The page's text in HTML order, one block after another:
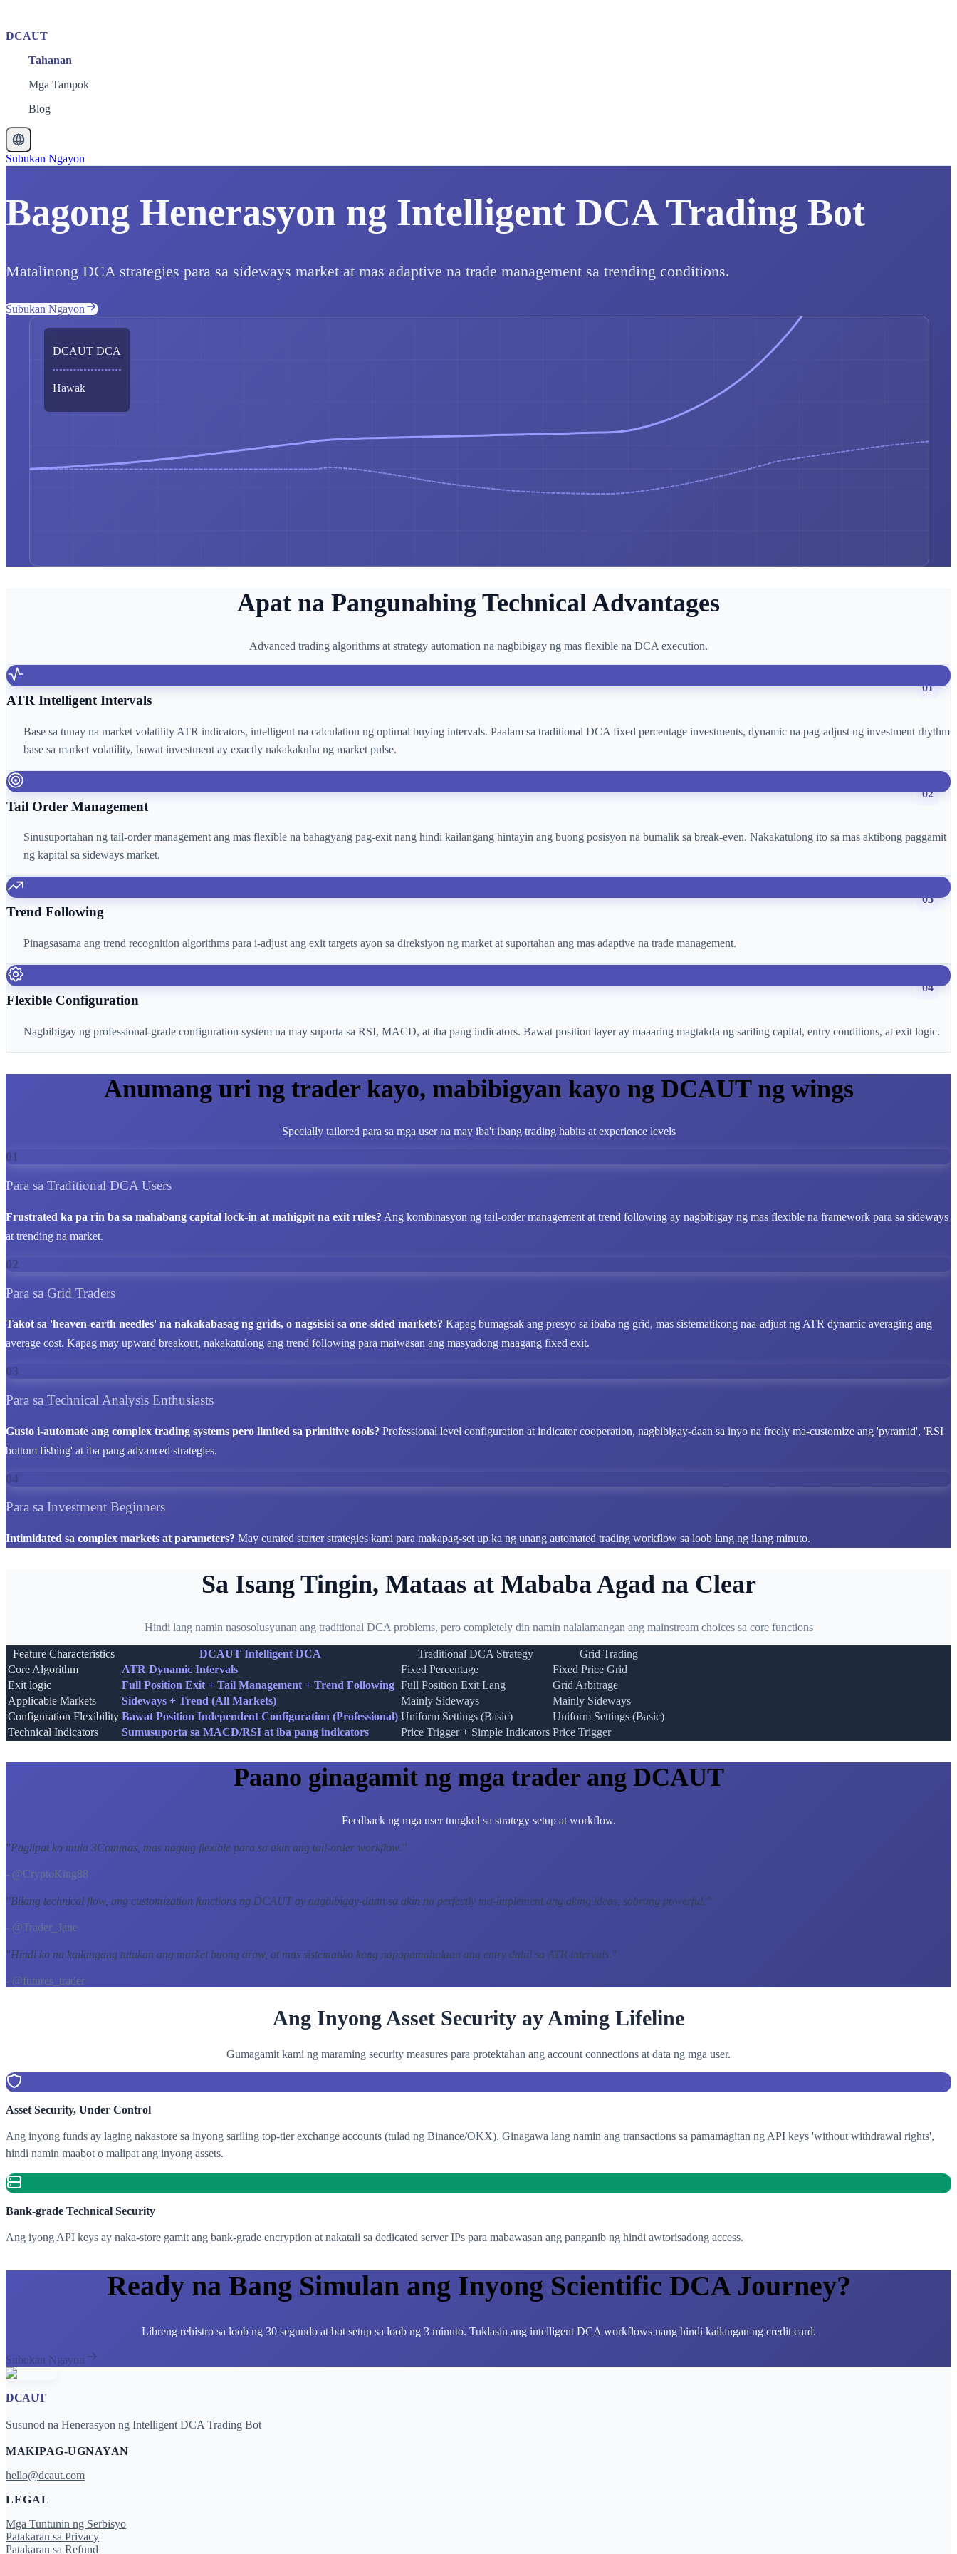
DCAUT
Tahanan
Mga Tampok
Blog
Subukan Ngayon
Bagong Henerasyon ng Intelligent DCA Trading Bot
Matalinong DCA strategies para sa sideways market at mas adaptive na trade management sa trending conditions.
Subukan Ngayon
DCAUT DCA
Hawak
Apat na Pangunahing Technical Advantages
Advanced trading algorithms at strategy automation na nagbibigay ng mas flexible na DCA execution.
01
ATR Intelligent Intervals
Base sa tunay na market volatility ATR indicators, intelligent na calculation ng optimal buying intervals. Paalam sa traditional DCA fixed percentage investments, dynamic na pag-adjust ng investment rhythm
base sa market volatility, bawat investment ay exactly nakakakuha ng market pulse.
02
Tail Order Management
Sinusuportahan ng tail-order management ang mas flexible na bahagyang pag-exit nang hindi kailangang hintayin ang buong posisyon na bumalik sa break-even. Nakakatulong ito sa mas aktibong paggamit
ng kapital sa sideways market.
03
Trend Following
Pinagsasama ang trend recognition algorithms para i-adjust ang exit targets ayon sa direksiyon ng market at suportahan ang mas adaptive na trade management.
04
Flexible Configuration
Nagbibigay ng professional-grade configuration system na may suporta sa RSI, MACD, at iba pang indicators. Bawat position layer ay maaaring magtakda ng sariling capital, entry conditions, at exit logic.
Anumang uri ng trader kayo, mabibigyan kayo ng DCAUT ng wings
Specially tailored para sa mga user na may iba't ibang trading habits at experience levels
01
Para sa Traditional DCA Users
Frustrated ka pa rin ba sa mahabang capital lock-in at mahigpit na exit rules? Ang kombinasyon ng tail-order management at trend following ay nagbibigay ng mas flexible na framework para sa sideways
at trending na market.
02
Para sa Grid Traders
Takot sa 'heaven-earth needles' na nakakabasag ng grids, o nagsisisi sa one-sided markets? Kapag bumagsak ang presyo sa ibaba ng grid, mas sistematikong naa-adjust ng ATR dynamic averaging ang
average cost. Kapag may upward breakout, nakakatulong ang trend following para maiwasan ang masyadong maagang fixed exit.
03
Para sa Technical Analysis Enthusiasts
Gusto i-automate ang complex trading systems pero limited sa primitive tools? Professional level configuration at indicator cooperation, nagbibigay-daan sa inyo na freely ma-customize ang 'pyramid', 'RSI
bottom fishing' at iba pang advanced strategies.
04
Para sa Investment Beginners
Intimidated sa complex markets at parameters? May curated starter strategies kami para makapag-set up ka ng unang automated trading workflow sa loob lang ng ilang minuto.
Sa Isang Tingin, Mataas at Mababa Agad na Clear
Hindi lang namin nasosolusyunan ang traditional DCA problems, pero completely din namin nalalamangan ang mainstream choices sa core functions
Feature Characteristics DCAUT Intelligent DCA Traditional DCA Strategy
Grid Trading
Core Algorithm
ATR Dynamic Intervals Fixed Percentage
Fixed Price Grid
Exit logic
Full Position Exit + Tail Management + Trend Following Full Position Exit Lang
Grid Arbitrage
Applicable Markets
Sideways + Trend (All Markets) Mainly Sideways
Mainly Sideways
Configuration Flexibility Bawat Position Independent Configuration (Professional) Uniform Settings (Basic)
Uniform Settings (Basic)
Technical Indicators
Sumusuporta sa MACD/RSI at iba pang indicators Price Trigger + Simple Indicators Price Trigger
Paano ginagamit ng mga trader ang DCAUT
Feedback ng mga user tungkol sa strategy setup at workflow.
"Paglipat ko mula 3Commas, mas naging flexible para sa akin ang tail-order workflow."
- @CryptoKing88
"Bilang technical flow, ang customization functions ng DCAUT ay nagbibigay-daan sa akin na perfectly ma-implement ang aking ideas, sobrang powerful. "
- @Trader_Jane
"Hindi ko na kailangang tutukan ang market buong araw, at mas sistematiko kong napapamahalaan ang entry dahil sa ATR intervals. "
- @futures_trader
Ang Inyong Asset Security ay Aming Lifeline
Gumagamit kami ng maraming security measures para protektahan ang account connections at data ng mga user.
Asset Security, Under Control
Ang inyong funds ay laging nakastore sa inyong sariling top-tier exchange accounts (tulad ng Binance/OKX). Ginagawa lang namin ang transactions sa pamamagitan ng API keys 'without withdrawal rights',
hindi namin maabot o malipat ang inyong assets.
Bank-grade Technical Security
Ang iyong API keys ay naka-store gamit ang bank-grade encryption at nakatali sa dedicated server IPs para mabawasan ang panganib ng hindi awtorisadong access.
Ready na Bang Simulan ang Inyong Scientific DCA Journey?
Libreng rehistro sa loob ng 30 segundo at bot setup sa loob ng 3 minuto. Tuklasin ang intelligent DCA workflows nang hindi kailangan ng credit card.
Subukan Ngayon
DCAUT
Susunod na Henerasyon ng Intelligent DCA Trading Bot
MAKIPAG-UGNAYAN
hello@dcaut.com
LEGAL
Mga Tuntunin ng Serbisyo
Patakaran sa Privacy
Patakaran sa Refund